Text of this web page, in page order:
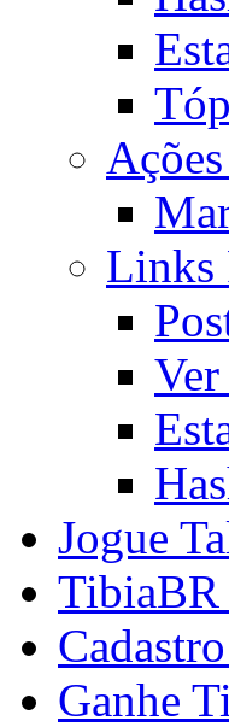
Links
Jogue
TibiaBR
Ganhe